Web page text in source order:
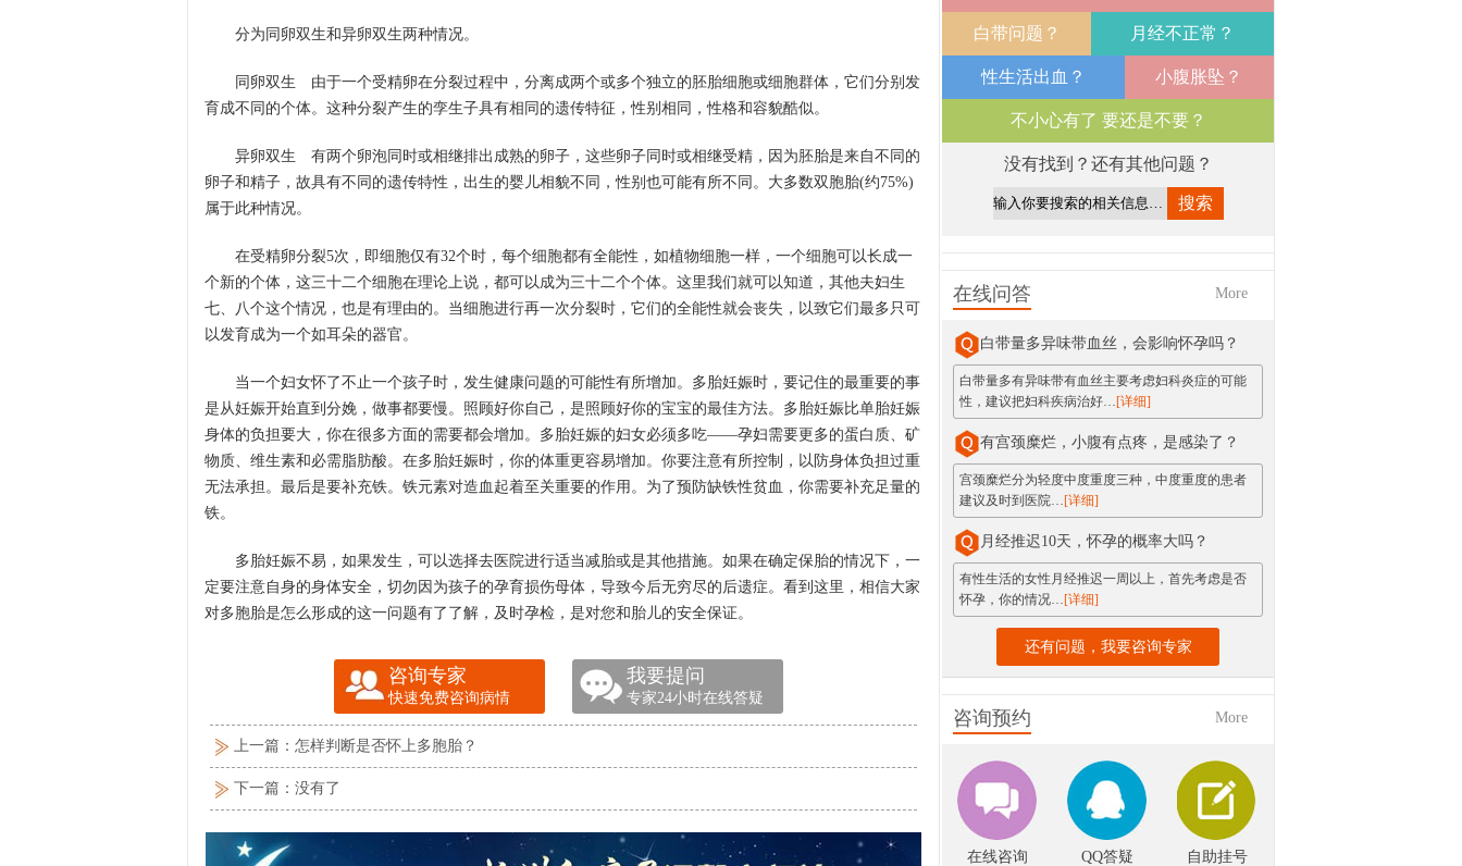
分为同卵双生和异卵双生两种情况。
同卵双生 由于一个受精卵在分裂过程中，分离成两个或多个独立的胚胎细胞或细胞群体，它们分别发
育成不同的个体。这种分裂产生的孪生子具有相同的遗传特征，性别相同，性格和容貌酷似。
异卵双生 有两个卵泡同时或相继排出成熟的卵子，这些卵子同时或相继受精，因为胚胎是来自不同的
卵子和精子，故具有不同的遗传特性，出生的婴儿相貌不同，性别也可能有所不同。大多数双胞胎(约75%)
属于此种情况。
在受精卵分裂5次，即细胞仅有32个时，每个细胞都有全能性，如植物细胞一样，一个细胞可以长成一
个新的个体，这三十二个细胞在理论上说，都可以成为三十二个个体。这里我们就可以知道，其他夫妇生
七、八个这个情况，也是有理由的。当细胞进行再一次分裂时，它们的全能性就会丧失，以致它们最多只可
以发育成为一个如耳朵的器官。
当一个妇女怀了不止一个孩子时，发生健康问题的可能性有所增加。多胎妊娠时，要记住的最重要的事
是从妊娠开始直到分娩，做事都要慢。照顾好你自己，是照顾好你的宝宝的最佳方法。多胎妊娠比单胎妊娠
身体的负担要大，你在很多方面的需要都会增加。多胎妊娠的妇女必须多吃——孕妇需要更多的蛋白质、矿
物质、维生素和必需脂肪酸。在多胎妊娠时，你的体重更容易增加。你要注意有所控制，以防身体负担过重
无法承担。最后是要补充铁。铁元素对造血起着至关重要的作用。为了预防缺铁性贫血，你需要补充足量的
铁。
多胎妊娠不易，如果发生，可以选择去医院进行适当减胎或是其他措施。如果在确定保胎的情况下，一
定要注意自身的身体安全，切勿因为孩子的孕育损伤母体，导致今后无穷尽的后遗症。看到这里，相信大家
对多胞胎是怎么形成的这一问题有了了解，及时孕检，是对您和胎儿的安全保证。
咨询专家
快速免费咨询病情
我要提问
专家24小时在线答疑
上一篇： 怎样判断是否怀上多胞胎？
下一篇：没有了
白带问题？ 月经不正常？
性生活出血？ 小腹胀坠？
不小心有了 要还是不要？
没有找到？还有其他问题？
在线问答 More
白带量多异味带血丝，会影响怀孕吗？
白带量多有异味带有血丝主要考虑妇科炎症的可能
性，建议把妇科疾病治好…[详细]
有宫颈糜烂，小腹有点疼，是感染了？
宫颈糜烂分为轻度中度重度三种，中度重度的患者
建议及时到医院…[详细]
月经推迟10天，怀孕的概率大吗？
有性生活的女性月经推迟一周以上，首先考虑是否
怀孕，你的情况…[详细]
还有问题，我要咨询专家
咨询预约 More
在线咨询 QQ答疑 自助挂号